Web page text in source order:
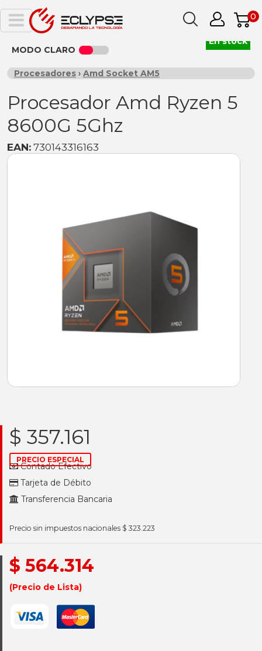
0
MODO CLARO
Procesadores › Amd Socket AM5
Procesador Amd Ryzen 5
8600G 5Ghz
EAN: 730143316163
$ 357.161
PRECIO ESPECIAL
Contado Efectivo
Tarjeta de Débito
Transferencia Bancaria
Precio sin impuestos nacionales $ 323.223
$ 564.314
(Precio de Lista)
En stock